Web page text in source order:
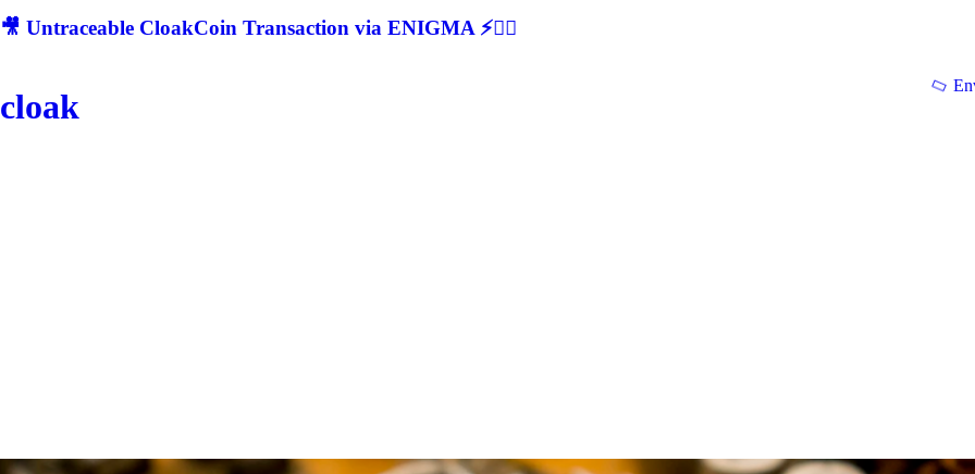
🎥 Untraceable CloakCoin Transaction via ENIGMA ⚡🕵‍♂
cloak